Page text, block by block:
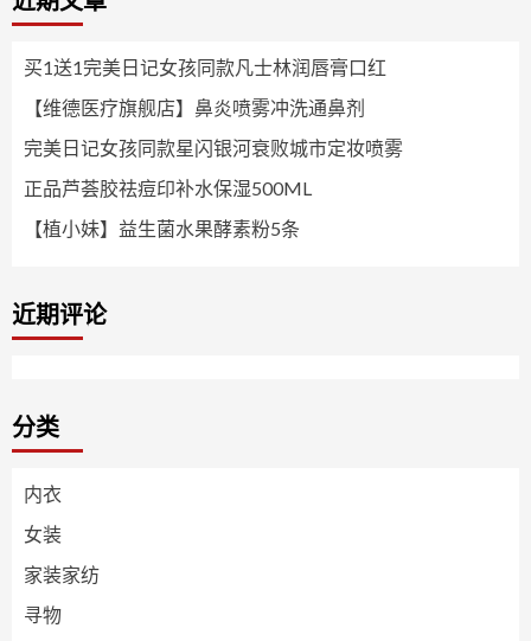
买1送1完美日记女孩同款凡士林润唇膏口红
【维德医疗旗舰店】鼻炎喷雾冲洗通鼻剂
完美日记女孩同款星闪银河衰败城市定妆喷雾
正品芦荟胶祛痘印补水保湿500ML
【植小妹】益生菌水果酵素粉5条
近期评论
分类
内衣
女装
家装家纺
寻物